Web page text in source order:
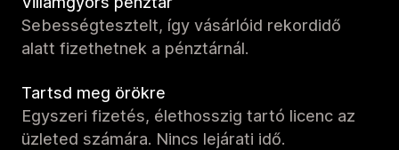
Sebességtesztelt, így vásárlóid rekordidő
alatt fizethetnek a pénztárnál.
Tartsd meg örökre
Egyszeri fizetés, élethosszig tartó licenc az
üzleted számára. Nincs lejárati idő.